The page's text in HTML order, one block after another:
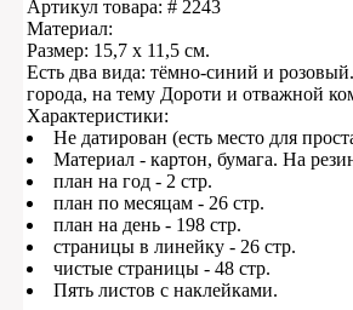
Артикул товара: # 2243
Материал:
Размер: 15,7 х 11,5 см.
Есть два вида: тёмно-синий и
города, на тему Дороти и отважной
Характеристики:
Не датирован (есть место для
Материал - картон, бумага. На
план на год - 2 стр.
план по месяцам - 26 стр.
план на день - 198 стр.
страницы в линейку - 26 стр.
чистые страницы - 48 стр.
Пять листов с наклейками.